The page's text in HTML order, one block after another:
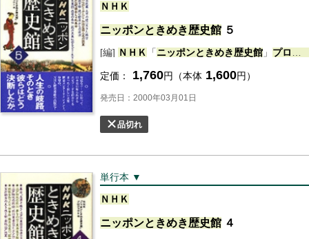
ＮＨＫ
ニッポンときめき歴史館 ５
[編] ＮＨＫ 「ニッポンときめき歴史館 」 プロジェクト
定価： 1,760円（本体 1,600円）
発売日：2000年03月01日
品切れ
単行本 ▼
ＮＨＫ
ニッポンときめき歴史館 ４